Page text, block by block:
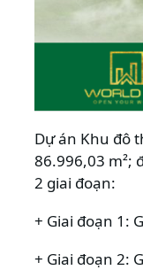
Dự án Khu đô
86.996,03 m²;
2 giai đoạn:
+ Giai đoạn 1:
+ Giai đoạn 2: